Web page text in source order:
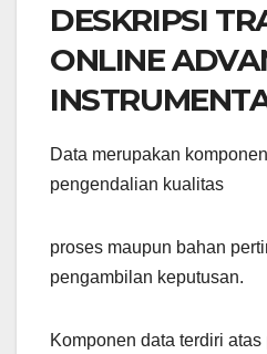
DESKRIPSI
ONLINE
Data merupakan
pengendalian kualitas
proses maupun bahan
pengambilan keputusan.
Komponen data terdiri